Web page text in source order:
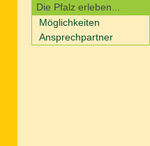
Die Pfalz erleben...
Möglichkeiten
Ansprechpartner